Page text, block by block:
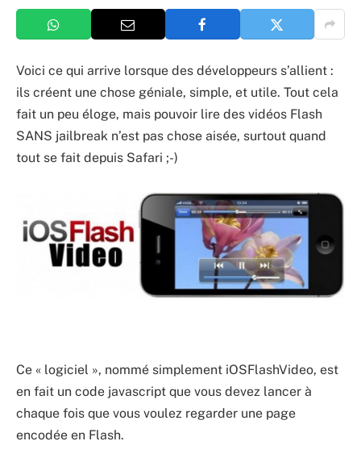
Voici ce qui arrive lorsque des développeurs s’allient :
ils créent une chose géniale, simple, et utile. Tout cela
fait un peu éloge, mais pouvoir lire des vidéos Flash
SANS jailbreak n’est pas chose aisée, surtout quand
tout se fait depuis Safari ;-)
Ce « logiciel », nommé simplement iOSFlashVideo, est
en fait un code javascript que vous devez lancer à
chaque fois que vous voulez regarder une page
encodée en Flash.